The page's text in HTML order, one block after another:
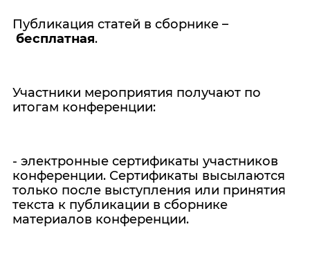
Публикация статей в сборнике –
бесплатная.
Участники мероприятия получают по
итогам конференции:
- электронные сертификаты участников
конференции. Сертификаты высылаются
только после выступления или принятия
текста к публикации в сборнике
материалов конференции.